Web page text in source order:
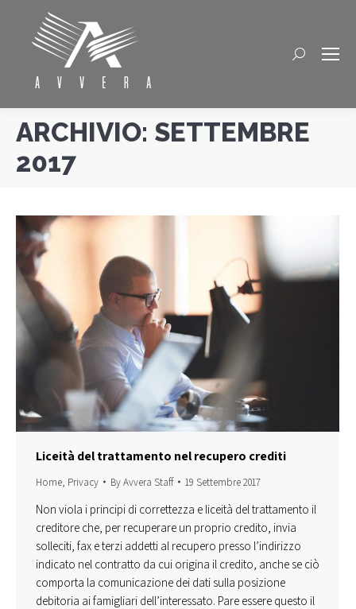
Cerca
ARCHIVIO: SETTEMBRE
2017
Liceità del trattamento nel recupero crediti
Home, Privacy ByAvvera Staff 19 Settembre 2017
Non viola i principi di correttezza e liceità del trattamento il
creditore che, per recuperare un proprio credito, invia
solleciti, fax e terzi addetti al recupero presso l’indirizzo
indicato nel contratto da cui origina il credito, anche se ciò
comporta la comunicazione dei dati sulla posizione
debitoria ai famigliari dell’interessato. Pare essere questo il